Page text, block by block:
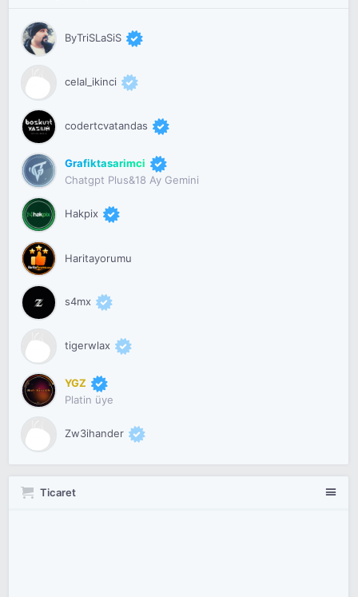
ByTriSLaSiS
celal_ikinci
codertcvatandas
Grafiktasarimci
Chatgpt Plus&18 Ay Gemini
Hakpix
Haritayorumu
s4mx
tigerwlax
YGZ
Platin üye
Zw3ihander
Ticaret